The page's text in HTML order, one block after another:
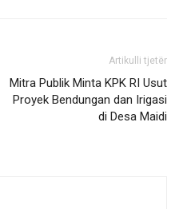
Artikulli tjetër
Mitra Publik Minta KPK RI Usut
Proyek Bendungan dan Irigasi
di Desa Maidi